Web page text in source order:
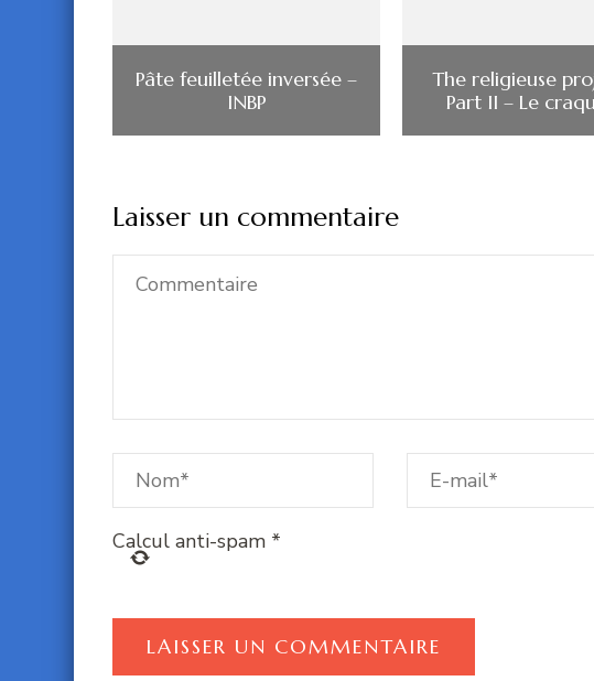
Pâte feuilletée inversée –
INBP
The religieuse
Part II – Le
Laisser un commentaire
Calcul anti-spam *